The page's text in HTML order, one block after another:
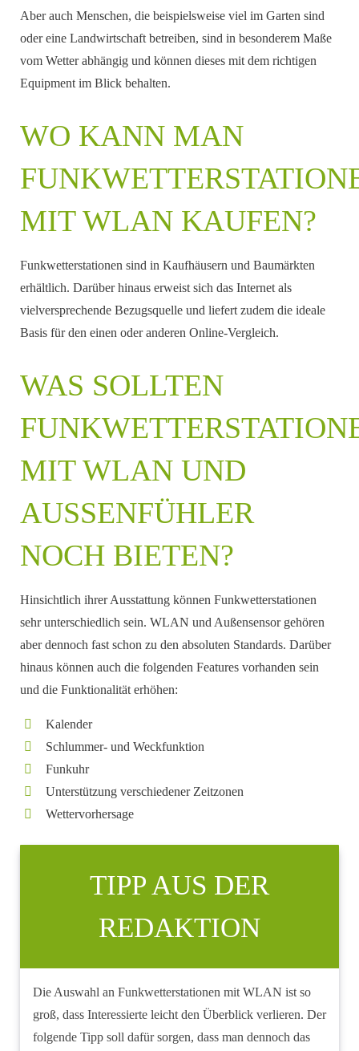
Aber auch Menschen, die beispielsweise viel im Garten sind
oder eine Landwirtschaft betreiben, sind in besonderem Maße
vom Wetter abhängig und können dieses mit dem richtigen
Equipment im Blick behalten.
WO KANN MAN
MIT WLAN KAUFEN?
Funkwetterstationen sind in Kaufhäusern und Baumärkten
erhältlich. Darüber hinaus erweist sich das Internet als
vielversprechende Bezugsquelle und liefert zudem die ideale
Basis für den einen oder anderen Online-Vergleich.
WAS SOLLTEN
MIT WLAN UND
AUSSENFÜHLER N
OCH BIETEN?
Hinsichtlich ihrer Ausstattung können Funkwetterstationen
sehr unterschiedlich sein. WLAN und Außensensor gehören
aber dennoch fast schon zu den absoluten Standards. Darüber
hinaus können auch die folgenden Features vorhanden sein
und die Funktionalität erhöhen:
Kalender
Schlummer- und Weckfunktion
Funkuhr
Unterstützung verschiedener Zeitzonen
Wettervorhersage
TIPP AUS DER
REDAKTION
Die Auswahl an Funkwetterstationen mit WLAN ist so
groß, dass Interessierte leicht den Überblick verlieren. Der
folgende Tipp soll dafür sorgen, dass man dennoch das